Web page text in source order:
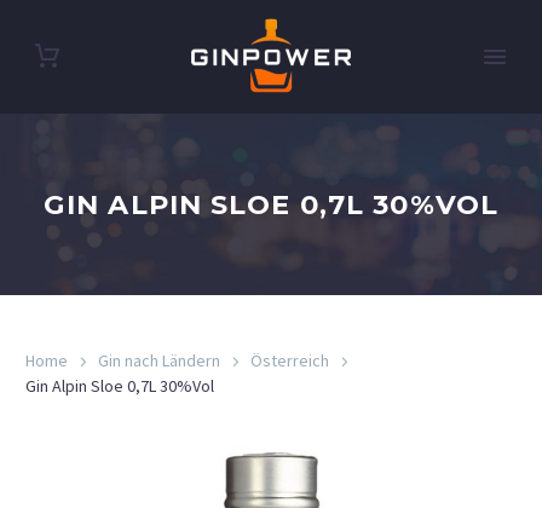
GIN ALPIN SLOE 0,7L 30%VOL
Home Gin nach Ländern
Österreich
Gin Alpin Sloe 0,7L 30%Vol